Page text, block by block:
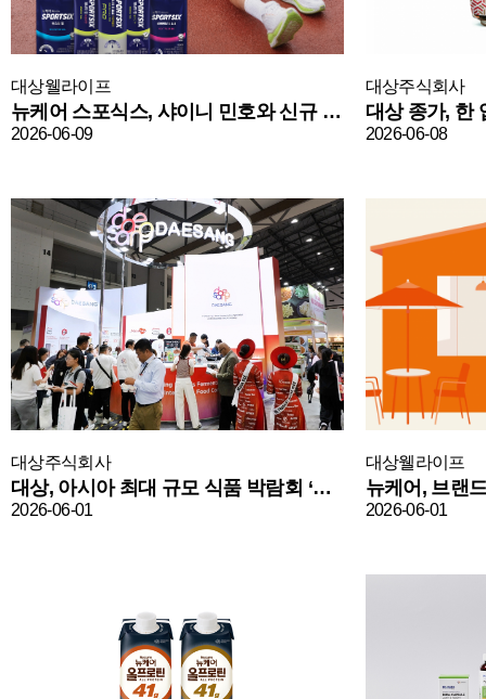
대상웰라이프
뉴케어 스포식스, 샤이니 민호와 신규 캠페인 전개
2026-06-09
대상주식회사
2026-06-08
대상주식회사
대상, 아시아 최대 규모 식품 박람회 ‘타이펙스-아누가 2026’ 참가 성료
2026-06-01
대상웰라이프
2026-06-01